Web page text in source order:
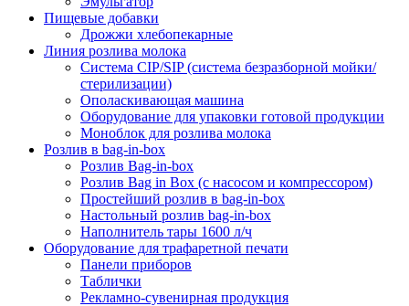
Пищевые добавки
Дрожжи хлебопекарные
Линия розлива молока
Система CIP/SIP (система безразборной мойки/
стерилизации)
Ополаскивающая машина
Оборудование для упаковки готовой продукции
Моноблок для розлива молока
Розлив в bag-in-box
Розлив Bag-in-box
Розлив Bag in Box (с насосом и компрессором)
Простейший розлив в bag-in-box
Настольный розлив bag-in-box
Наполнитель тары 1600 л/ч
Оборудование для трафаретной печати
Панели приборов
Таблички
Рекламно-сувенирная продукция